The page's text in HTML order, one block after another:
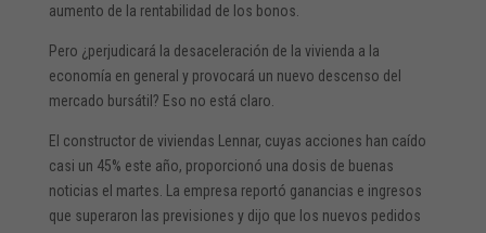
aumento de la rentabilidad de los bonos.
Pero ¿perjudicará la desaceleración de la vivienda a la
economía en general y provocará un nuevo descenso del
mercado bursátil? Eso no está claro.
El constructor de viviendas Lennar, cuyas acciones han caído
casi un 45% este año, proporcionó una dosis de buenas
noticias el martes. La empresa reportó ganancias e ingresos
que superaron las previsiones y dijo que los nuevos pedidos